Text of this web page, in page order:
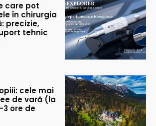
care pot
în chirurgia
precizie,
tehnic
cele mai
de vară (la
3 ore de